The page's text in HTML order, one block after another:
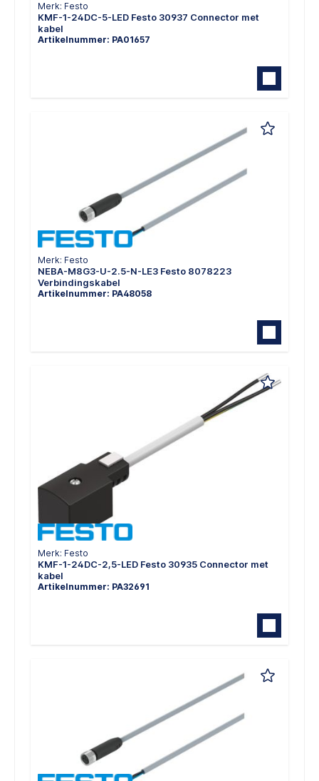
Merk: Festo
KMF-1-24DC-5-LED Festo 30937 Connector met
kabel
Artikelnummer: PA01657
Merk: Festo
NEBA-M8G3-U-2.5-N-LE3 Festo 8078223
Verbindingskabel
Artikelnummer: PA48058
Merk: Festo
KMF-1-24DC-2,5-LED Festo 30935 Connector met
kabel
Artikelnummer: PA32691